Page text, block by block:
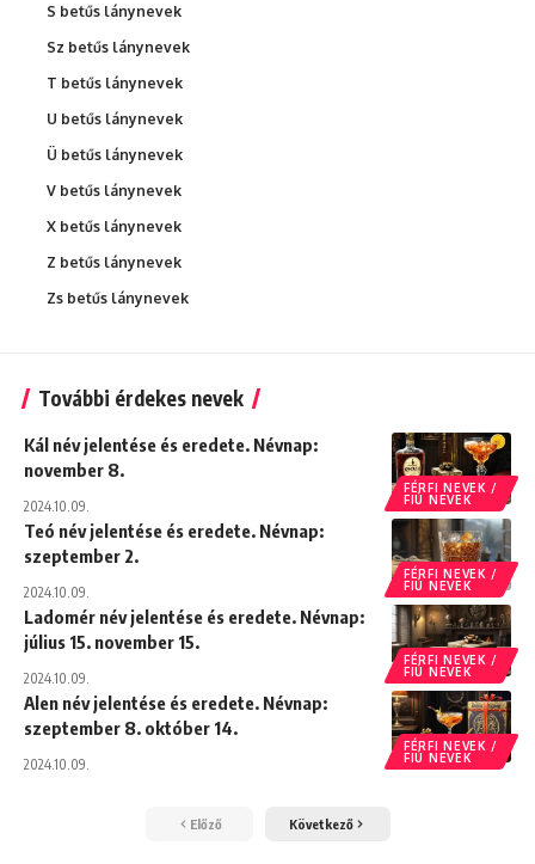
S betűs lánynevek
Sz betűs lánynevek
T betűs lánynevek
U betűs lánynevek
Ü betűs lánynevek
V betűs lánynevek
X betűs lánynevek
Z betűs lánynevek
Zs betűs lánynevek
További érdekes nevek
FÉRFI NEVEK /
FIÚ NEVEK
Kál név jelentése és eredete. Névnap:
november 8.
2024.10.09.
FÉRFI NEVEK /
FIÚ NEVEK
Teó név jelentése és eredete. Névnap:
szeptember 2.
2024.10.09.
FÉRFI NEVEK /
FIÚ NEVEK
Ladomér név jelentése és eredete. Névnap:
július 15. november 15.
2024.10.09.
FÉRFI NEVEK /
FIÚ NEVEK
Alen név jelentése és eredete. Névnap:
szeptember 8. október 14.
2024.10.09.
Előző Következő